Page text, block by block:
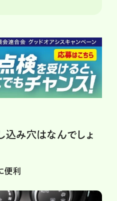
込み穴はなんでしょ
便利